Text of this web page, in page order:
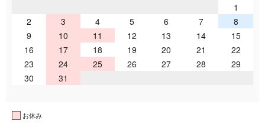
1
2
3 4 5 6 7
8
9
10 11 12 13 14
15
16
17 18 19 20 21
22
23
24 25 26 27 28
29
30
31
お休み